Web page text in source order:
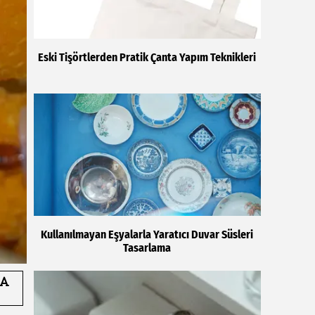
Eski Tişörtlerden Pratik Çanta Yapım Teknikleri
Kullanılmayan Eşyalarla Yaratıcı Duvar Süsleri
Tasarlama